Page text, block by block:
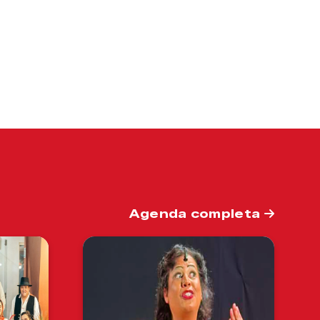
Agenda completa